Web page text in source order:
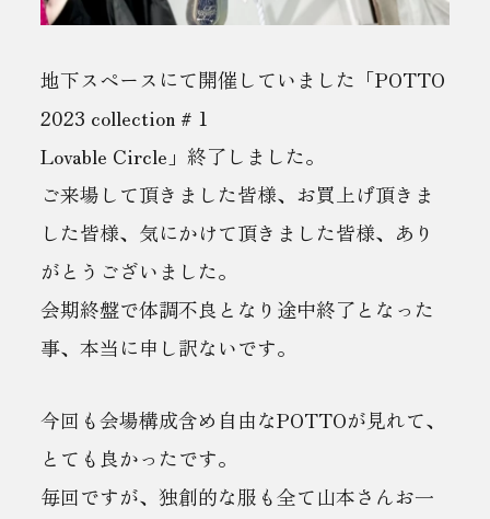
地下スペースにて開催していました「POTTO
2023 collection # 1
Lovable Circle」終了しました。
ご来場して頂きました皆様、お買上げ頂きま
した皆様、気にかけて頂きました皆様、あり
がとうございました。
会期終盤で体調不良となり途中終了となった
事、本当に申し訳ないです。
今回も会場構成含め自由なPOTTOが見れて、
とても良かったです。
毎回ですが、独創的な服も全て山本さんお一